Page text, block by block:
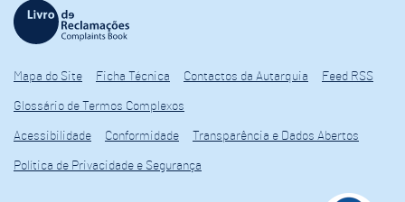
Mapa do Site Ficha Técnica Contactos da Autarquia Feed RSS
Glossário de Termos Complexos
Acessibilidade Conformidade Transparência e Dados Abertos
Política de Privacidade e Segurança